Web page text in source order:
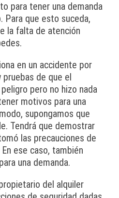
para tener una demanda
Para que esto suceda,
la falta de atención
en un accidente por
pruebas de que el
pero no hizo nada
motivos para una
supongamos que
Tendrá que demostrar
las precauciones de
ese caso, también
una demanda.
del alquiler